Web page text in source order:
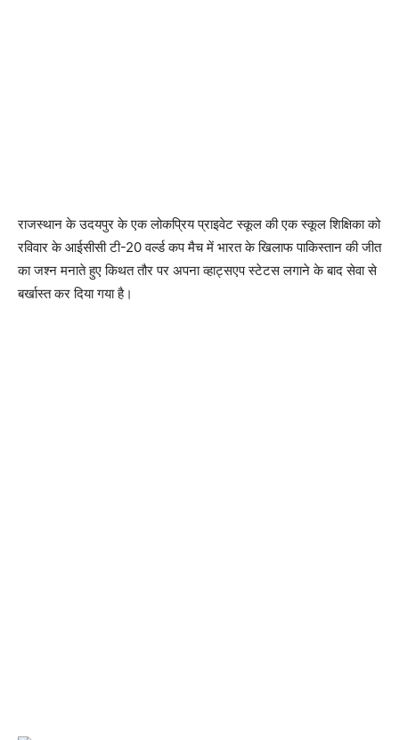
राजस्थान के उदयपुर के एक लोकप्रिय प्राइवेट स्कूल की एक स्कूल शिक्षिका को
रविवार के आईसीसी टी-20 वर्ल्ड कप मैच में भारत के खिलाफ पाकिस्तान की जीत
का जश्न मनाते हुए किथत तौर पर अपना व्हाट्सएप स्टेटस लगाने के बाद सेवा से
बर्खास्त कर दिया गया है।